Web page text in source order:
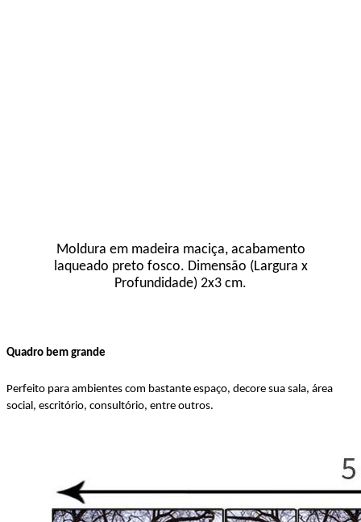
Moldura em madeira maciça, acabamento
laqueado preto fosco. Dimensão (Largura x
Profundidade) 2x3 cm.
Quadro bem grande
Perfeito para ambientes com bastante espaço, decore sua sala, área
social, escritório, consultório, entre outros.